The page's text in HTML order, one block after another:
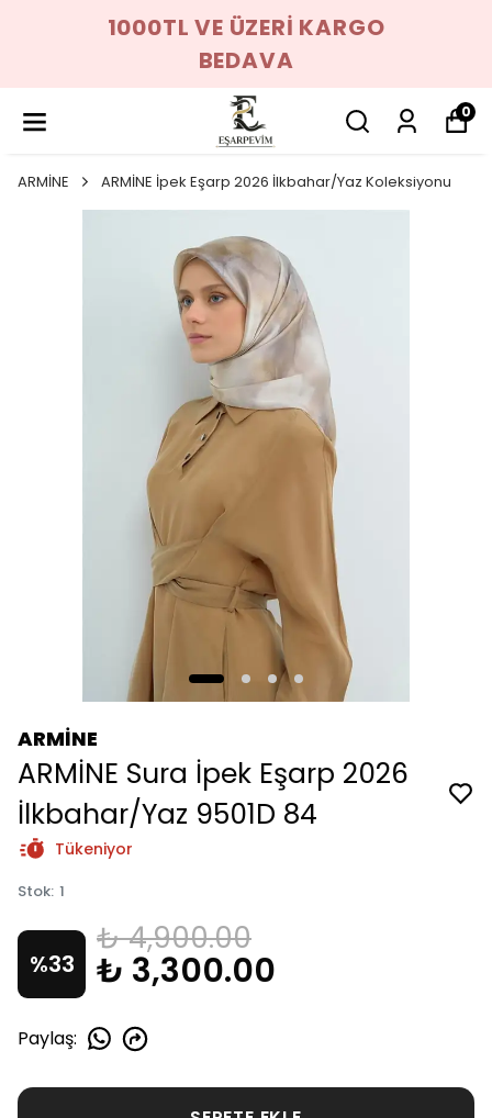
1000TL VE ÜZERİ KARGO
BEDAVA
0
ARMİNE ARMİNE İpek Eşarp 2026 İlkbahar/Yaz Koleksiyonu
ARMİNE
ARMİNE Sura İpek Eşarp 2026
İlkbahar/Yaz 9501D 84
Tükeniyor
Stok: 1
%33
₺ 4,900.00
₺ 3,300.00
Paylaş: